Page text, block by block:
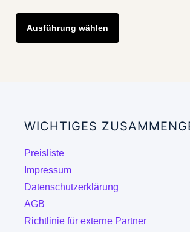
Ausführung wählen
Dieses
weist
Optionen
gewählt
WICHTIGES
Preisliste
Impressum
Datenschutzerklärung
AGB
Richtlinie für externe Partner